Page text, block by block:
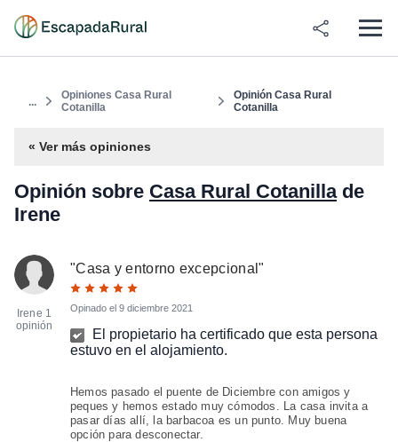
...
Opiniones Casa Rural
Cotanilla
Opinión Casa Rural
Cotanilla
« Ver más opiniones
Opinión sobre Casa Rural Cotanillade
Irene
Irene 1
opinión
"Casa y entorno excepcional"
Opinado el 9 diciembre 2021
El propietario ha certificado que esta persona
estuvo en el alojamiento.
Hemos pasado el puente de Diciembre con amigos y
peques y hemos estado muy cómodos. La casa invita a
pasar días allí, la barbacoa es un punto. Muy buena
opción para desconectar.